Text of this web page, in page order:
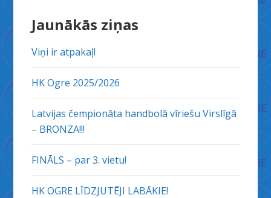
Jaunākās ziņas
Viņi ir atpakaļ!
HK Ogre 2025/2026
Latvijas čempionāta handbolā vīriešu Virslīgā
– BRONZA!!!
FINĀLS – par 3. vietu!
HK OGRE LĪDZJUTĒJI LABĀKIE!